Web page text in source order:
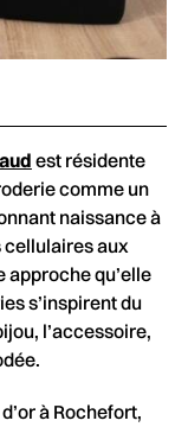
est résidente
comme un
naissance à
cellulaires aux
approche qu’elle
s’inspirent du
l’accessoire,
à Rochefort,